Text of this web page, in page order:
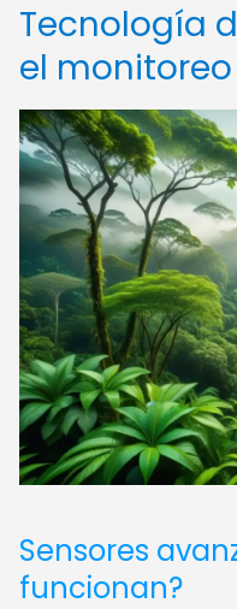
Tecnología
el
Sensores
funcionan?